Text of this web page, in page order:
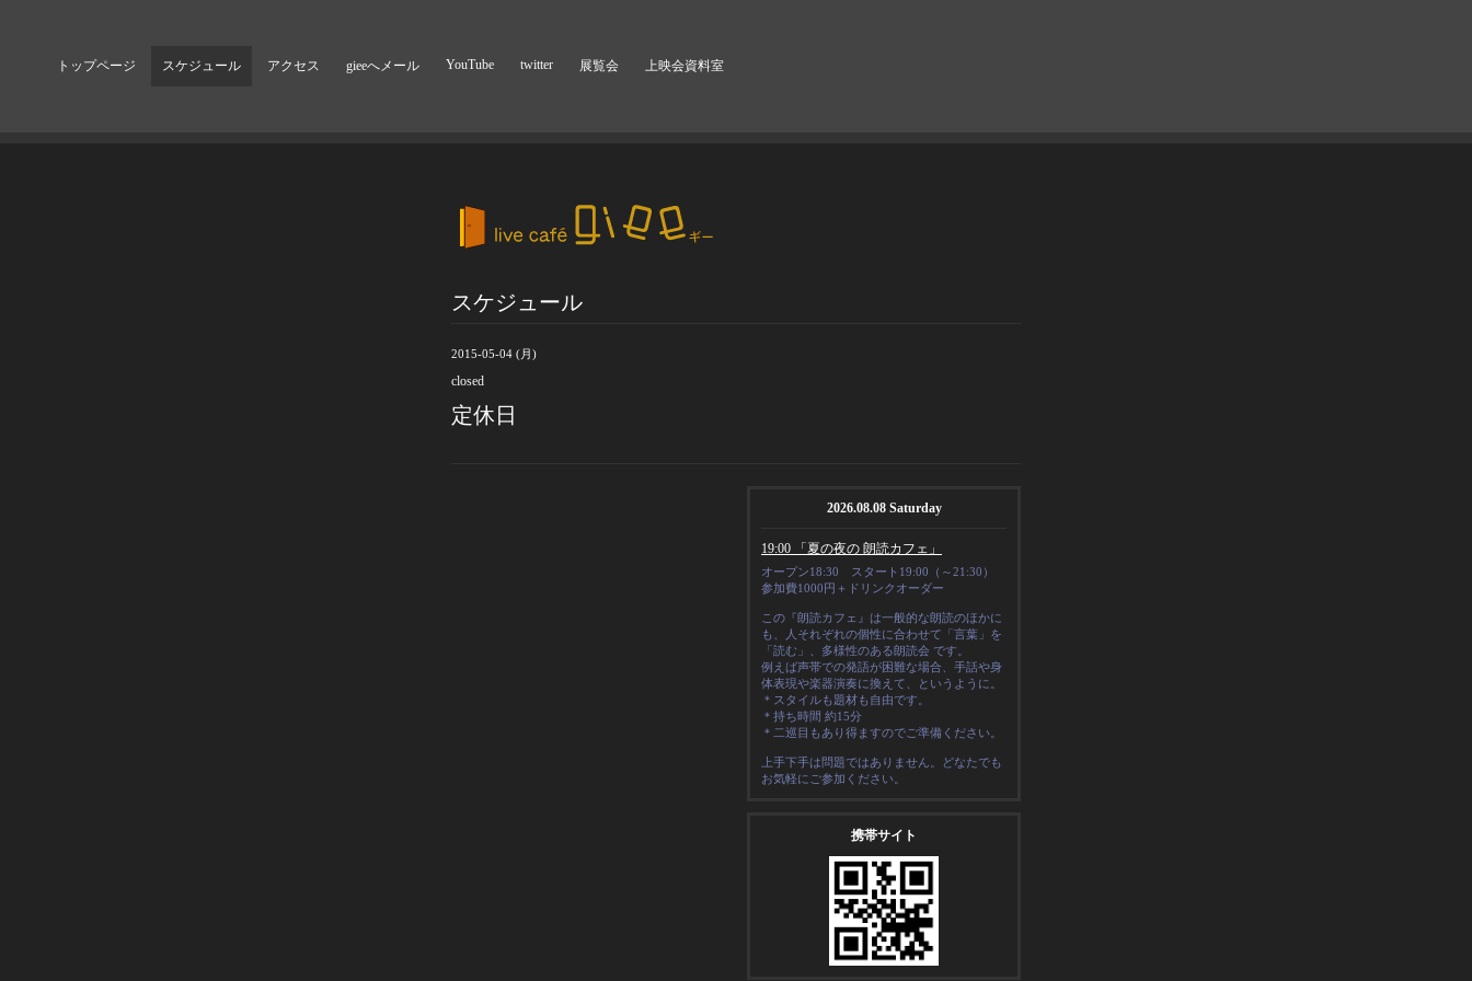
トップページ スケジュール アクセス gieeへメール YouTube twitter 展覧会 上映会資料室
スケジュール
2015-05-04 (月)
closed
定休日
2026.08.08 Saturday
19:00 「夏の夜の 朗読カフェ」
オープン18:30 スタート19:00（～21:30）
参加費1000円＋ドリンクオーダー
この『朗読カフェ』は一般的な朗読のほかに
も、人それぞれの個性に合わせて「言葉」を
「読む」、多様性のある朗読会 です。
例えば声帯での発語が困難な場合、手話や身
体表現や楽器演奏に換えて、というように
＊スタイルも題材も自由です。
＊ 持ち時間 約15分
＊二巡目もあり得ますのでご準備ください。
上手下手は問題ではありません。どなたでも
お気軽にご参加ください。
携帯サイト